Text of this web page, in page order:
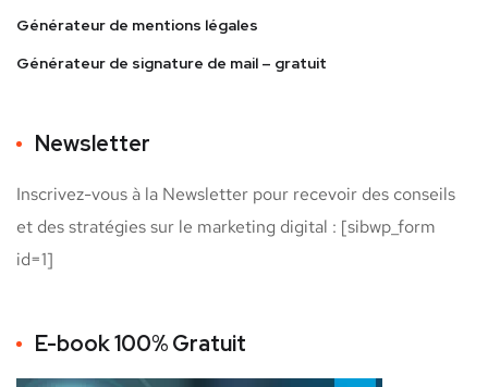
Générateur de mentions légales
Générateur de signature de mail – gratuit
Newsletter
Inscrivez-vous à la Newsletter pour recevoir des conseils
et des stratégies sur le marketing digital : [sibwp_form
id=1]
E-book 100% Gratuit